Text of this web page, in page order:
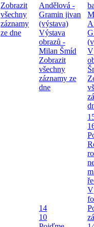
Zobrazit
všechny
záznamy
ze dne
Andělová -
Gramin jivan
(výstava)
Výstava
obrazů -
Milan Šmíd
Zobrazit
všechny
záznamy ze
dne
14
10